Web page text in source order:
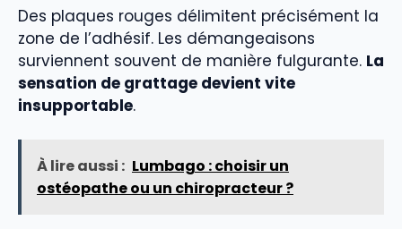
Des plaques rouges délimitent précisément la
zone de l’adhésif. Les démangeaisons
surviennent souvent de manière fulgurante. La
sensation de grattage devient vite
insupportable.
À lire aussi : Lumbago : choisir un
ostéopathe ou un chiropracteur ?